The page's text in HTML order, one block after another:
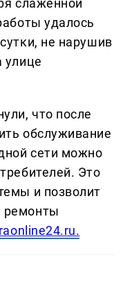
слаженной
удалось
не нарушив
улице
что после
обслуживание
сети можно
Это
и позволит
ремонты